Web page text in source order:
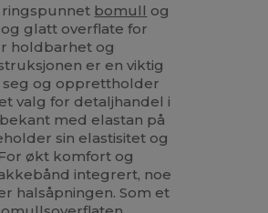
ringspunnet bomull og
glatt overflate for
holdbarhet og
er en viktig
og opprettholder
valg for detaljhandel i
med elastan på
sin elastisitet og
økt komfort og
integrert, noe
halsåpningen. Som et